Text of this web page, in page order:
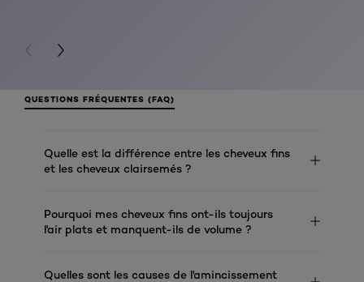
PREVIOUS CARD
NEXT CARD
QUESTIONS FRÉQUENTES (FAQ)
Quelle est la différence entre les cheveux fins
et les cheveux clairsemés ?
Pourquoi mes cheveux fins ont-ils toujours
l'air plats et manquent-ils de volume ?
Quelles sont les causes de l'amincissement